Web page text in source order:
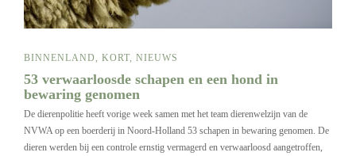
BINNENLAND KORT NIEUWS
53 verwaarloosde schapen en een hond in
bewaring genomen
De dierenpolitie heeft vorige week samen met het team dierenwelzijn van de
NVWA op een boerderij in Noord-Holland 53 schapen in bewaring genomen. De
dieren werden bij een controle ernstig vermagerd en verwaarloosd aangetroffen,